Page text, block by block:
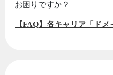
お困りですか？
【FAQ】各キャリア「ド